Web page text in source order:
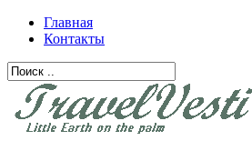
Главная
Контакты